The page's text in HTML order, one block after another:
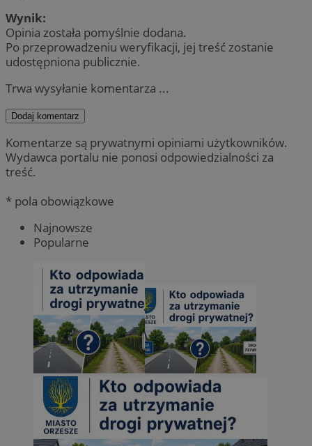
Wynik:
Opinia została pomyślnie dodana.
Po przeprowadzeniu weryfikacji, jej treść zostanie
udostępniona publicznie.
Trwa wysyłanie komentarza ...
Dodaj komentarz
Komentarze są prywatnymi opiniami użytkowników.
Wydawca portalu nie ponosi odpowiedzialności za
treść.
* pola obowiązkowe
Najnowsze
Popularne